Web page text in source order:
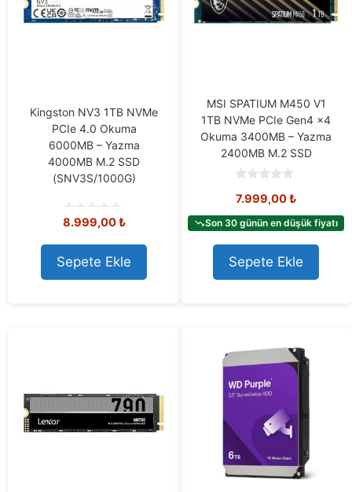
Kingston NV3 1TB NVMe
PCIe 4.0 Okuma
6000MB – Yazma
4000MB M.2 SSD
(SNV3S/1000G)
0
u
t
o
f
8.999,00₺
Sepete Ekle
MSI SPATIUM M450 V1
1TB NVMe PCIe Gen4 x4
Okuma 3400MB – Yazma
2400MB M.2 SSD
o
t
o
f
5
7.999,00₺
Son 30 günün en düşük fiyatı
Sepete Ekle